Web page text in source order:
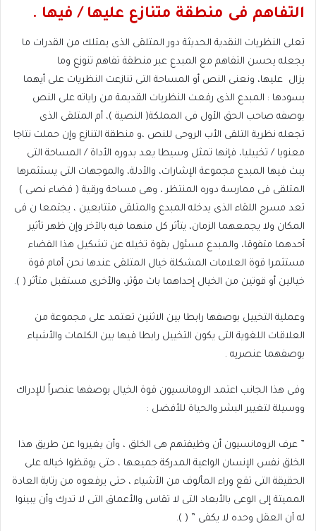
التفاهم فى منطقة متنازع عليها / فيها .
تعلى النظريات النقدية الحديثة دور المتلقى الذى يمتلك من القدرات ما
يجعله يحسن التفاهم مع المبدع عبر منطقة تفاهم تنوزع وما
يزال عليها، ونعنى النص أو المساحة التى تنازعت النظريات على أيهما
يسودها : المبدع الذى رفعت النظريات القديمة من راياته على النص
بوصفه صاحب الحق الأول فى المملكة( النصية )، أم المتلقى الذى
تجعله نظرية التلقى الأب الروحى للنص ،و منطقة التنازع وإن حملت نتاجا
معنويا / تخييليا، فإنها تمثل وسيطا يعد بدوره الأداة / المساحة التى
يبث فيها المبدع مجموعة الإشارات، والأدلة، والموجهات التى يستثمرها
المتلقى فى ممارسة دوره المنتظر ، وهى مساحة ورقية ( فضاء نصى )
تعد مسرح اللقاء الذى يدخله المبدع والمتلقى متتابعين ، يجتمعا ن فى
المكان ولا يجمعهما الزمان، يتأثر كل منهما فيه بالآخر وإن ظهر تأثير
أحدهما متفوقا، والمبدع مسئول بقوة تخيله عن تشكيل هذا الفضاء
مستثمرا قوة العلامات المشكلة خيال المتلقى عندها نحن أمام قوة
خيالين أو قوتين من الخيال إحداهما باث مؤثر، والأخرى مستقبل متأثر ( ).
وعملية التخييل بوصفها رابطا بين الاثنين تعتمد على مجموعة من
العلاقات اللغوية التى يكون التخييل رابطا فيها بين الكلمات والأشياء
بوصفهما عنصريه .
وفى هذا الجانب اعتمد الرومانسيون قوة الخيال بوصفها عنصراً للإدراك
ووسيلة لتغيير البشر والحياة للأفضل :
” عرف الرومانسيون أن وظيفتهم هى الخلق ، وأن يغيروا عن طريق هذا
الخلق نفس الإنسان الواعية المدركة جميعها ، حتى يوقظوا خياله على
الحقيقة التى تقع وراء المألوف من الأشياء ، حتى يرفعوه من رتابة العادة
المميتة إلى الوعى بالأبعاد التى لا تقاس والأعماق التى لا تدرك وأن يبينوا
له أن العقل وحده لا يكفى ” ( ).